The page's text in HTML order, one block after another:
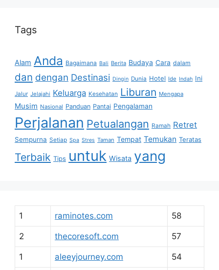
Tags
Alam Anda Bagaimana Bali Berita Budaya Cara dalam
dan dengan Destinasi Dingin Dunia Hotel Ide Indah Ini
Jalur Jelajahi Keluarga Kesehatan Liburan Mengapa
Musim Nasional Panduan Pantai Pengalaman
Perjalanan Petualangan Ramah Retret
Sempurna Setiap Spa Stres Taman Tempat Temukan Teratas
Terbaik Tips untuk Wisata yang
1 raminotes.com 58
2 thecoresoft.com 57
1 aleeyjourney.com 54